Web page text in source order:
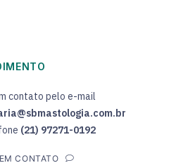
contato pelo e-mail
(21) 97271-0192
CONTATO